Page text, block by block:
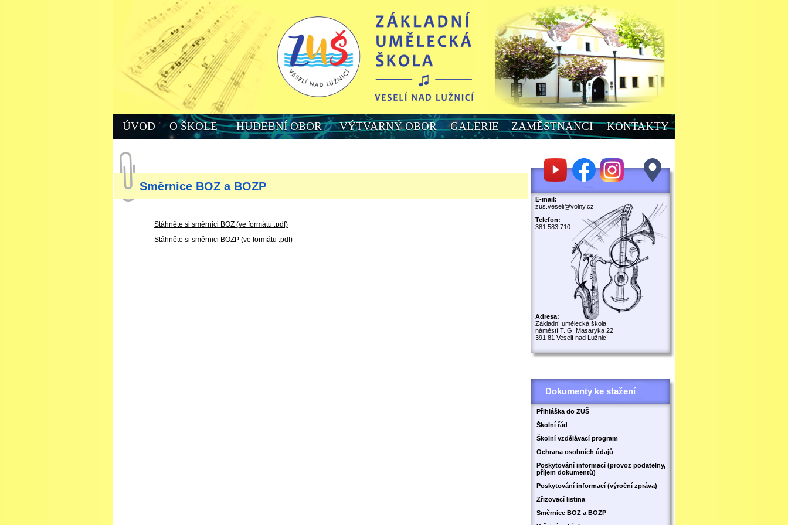
ÚVOD O ŠKOLE HUDEBNÍ OBOR VÝTVARNÝ OBOR GALERIE ZAMĚSTNANCI KONTAKTY
Směrnice BOZ a BOZP
Stáhněte si směrnici BOZ (ve formátu .pdf)
Stáhněte si směrnici BOZP (ve formátu .pdf)
E-mail:
zus.veseli@volny.cz
Telefon:
381 583 710
Adresa:
Základní umělecká škola
náměstí T. G. Masaryka 22
391 81 Veselí nad Lužnicí
Dokumenty ke stažení
Přihláška do ZUŠ
Školní řád
Školní vzdělávací program
Ochrana osobních údajů
Poskytování informací (provoz podatelny,
příjem dokumentů)
Poskytování informací (výroční zpráva)
Zřizovací listina
Směrnice BOZ a BOZP